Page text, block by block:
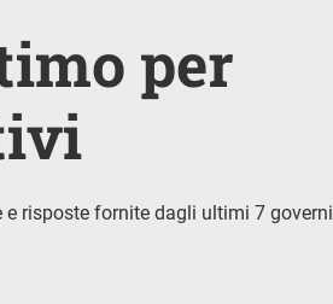
per
risposte fornite dagli ultimi 7 governi